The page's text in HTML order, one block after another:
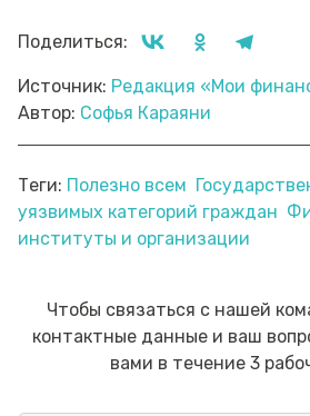
Поделиться:
Источник: Редакция «Мои
Автор: Софья Караяни
Теги: Полезно всем
уязвимых категорий граждан
институты и организации
Чтобы связаться с нашей
контактные данные и ваш
вами в течение 3